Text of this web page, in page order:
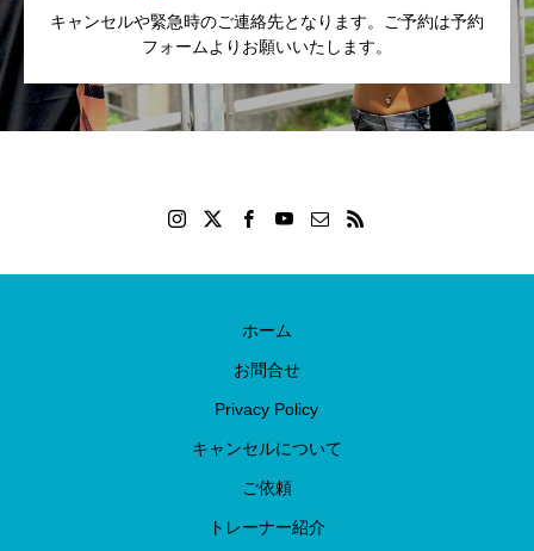
キャンセルや緊急時のご連絡先となります。ご予約は予約
フォームよりお願いいたします。
ホーム
お問合せ
Privacy Policy
キャンセルについて
ご依頼
トレーナー紹介